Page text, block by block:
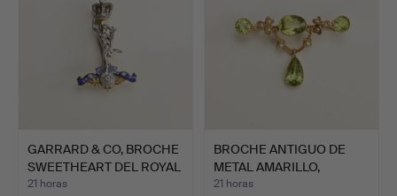
GARRARD & CO, BROCHE
SWEETHEART DEL ROYAL
…
21 horas
BROCHE ANTIGUO DE
METAL AMARILLO,
PERIDOTO…
21 horas